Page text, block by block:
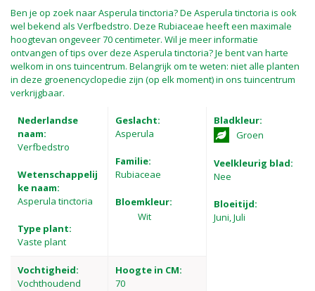
Ben je op zoek naar Asperula tinctoria? De Asperula tinctoria is ook
wel bekend als Verfbedstro. Deze Rubiaceae heeft een maximale
hoogtevan ongeveer 70 centimeter. Wil je meer informatie
ontvangen of tips over deze Asperula tinctoria? Je bent van harte
welkom in ons tuincentrum. Belangrijk om te weten: niet alle planten
in deze groenencyclopedie zijn (op elk moment) in ons tuincentrum
verkrijgbaar.
Nederlandse
naam:
Verfbedstro
Wetenschappelij
ke naam:
Asperula tinctoria
Type plant:
Vaste plant
Geslacht:
Asperula
Familie:
Rubiaceae
Bloemkleur:
Wit
Bladkleur:
Groen
Veelkleurig blad:
Nee
Bloeitijd:
Juni, Juli
Vochtigheid:
Vochthoudend
Hoogte in CM:
70